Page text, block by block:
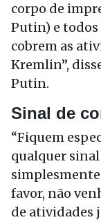
corpo de
Putin) e
cobrem as
Kremlin”,
Putin.
Sinal de
“Fiquem
qualquer
favor, não
de atividades